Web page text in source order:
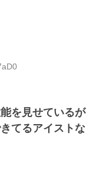
を見せているが
てるアイストな